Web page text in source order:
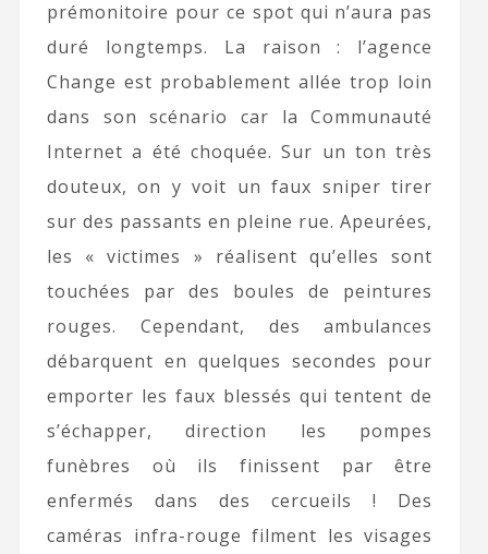
prémonitoire pour ce spot qui n’aura pas
duré longtemps. La raison : l’agence
Change est probablement allée trop loin
dans son scénario car la Communauté
Internet a été choquée. Sur un ton très
douteux, on y voit un faux sniper tirer
sur des passants en pleine rue. Apeurées,
les « victimes » réalisent qu’elles sont
touchées par des boules de peintures
rouges. Cependant, des ambulances
débarquent en quelques secondes pour
emporter les faux blessés qui tentent de
s’échapper, direction les pompes
funèbres où ils finissent par être
enfermés dans des cercueils ! Des
caméras infra-rouge filment les visages